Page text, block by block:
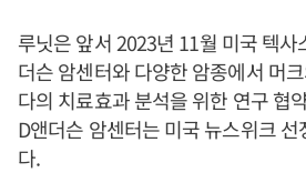
루닛은 앞서 2023년 11월 미국 텍사
더슨 암센터와 다양한 암종에서 머
다의 치료효과 분석을 위한 연구 협
D앤더슨 암센터는 미국 뉴스위크
다.